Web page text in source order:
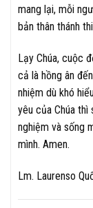
mang lại, mỗi
bản thân thánh
Lạy Chúa, cuộc
cả là hồng ân
nhiệm dù khó
yêu của Chúa
nghiệm và sống
mình. Amen.
Lm. Laurenso